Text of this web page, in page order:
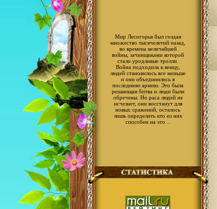
Мир Лесогорья был создан
множество тысячелетий назад,
во времена величайшей
войны, зачинщиками которой
стали уродливые тролли.
Война подходила к концу,
людей становилось все меньше
и они объединились в
последнюю армию. Это была
решающая битва и люди были
обречены. Но раса людей не
исчезнет, они восстанут для
новых сражений, осталось
лишь определить кто из них
способен на это…